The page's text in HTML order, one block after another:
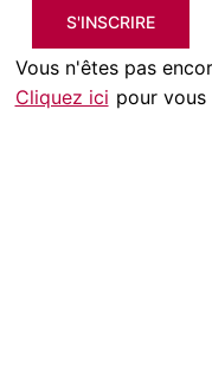
S'INSCRIRE
Vous n'êtes pas
Cliquez ici pour vous